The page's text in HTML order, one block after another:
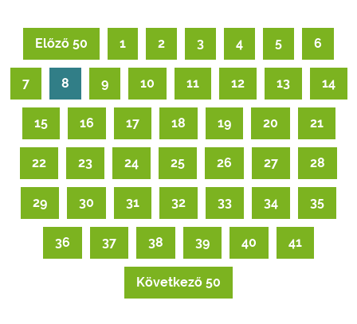
Előző 50 1 2 3 4 5 6
7 8 9 10 11 12 13 14
15 16 17 18 19 20 21
22 23 24 25 26 27 28
29 30 31 32 33 34 35
36 37 38 39 40 41
Következő 50